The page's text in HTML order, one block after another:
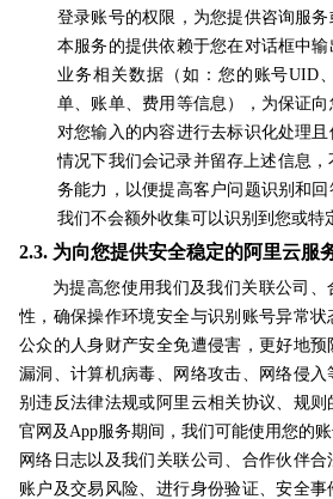
登录账号的权限，为您提供咨询服务
本服务的提供依赖于您在对话框中
业务相关数据（如：您的账号UID
单、账单、费用等信息），为保证
对您输入的内容进行去标识化处理
情况下我们会记录并留存上述信息
务能力，以便提高客户问题识别和
我们不会额外收集可以识别到您或特
2.3. 为向您提供安全稳定的阿里云服
为提高您使用我们及我们关联公司
性，确保操作环境安全与识别账号异常
公众的人身财产安全免遭侵害，更好地
漏洞、计算机病毒、网络攻击、网络侵
别违反法律法规或阿里云相关协议、规
官网及App服务期间，我们可能使用您的
网络日志以及我们关联公司、合作伙伴
账户及交易风险、进行身份验证、安全